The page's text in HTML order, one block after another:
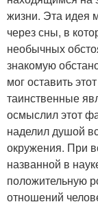
жизни. Эта идея
через сны, в
необычных
знакомую
мог оставить
таинственные
осмыслил этот
наделил душой
окружения. При
названной в
положительную
отношений